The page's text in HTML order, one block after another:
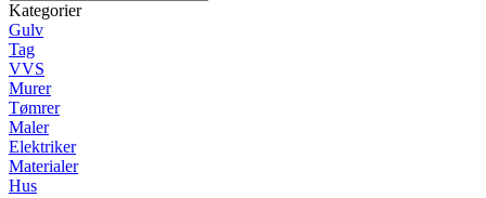
Kategorier
Gulv
Tag
VVS
Murer
Tømrer
Maler
Elektriker
Materialer
Hus